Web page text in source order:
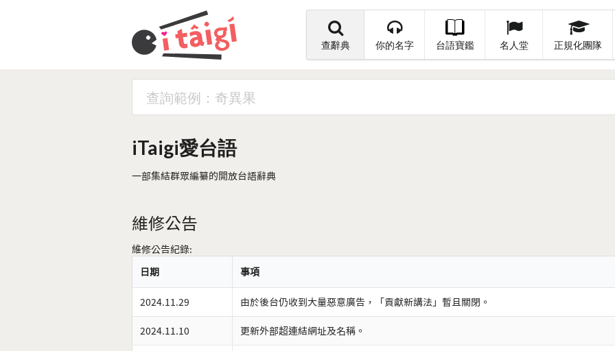
查辭典 你的名字 台語寶鑑 名人堂 正規化團隊
iTaigi愛台語
一部集結群眾編纂的開放台語辭典
維修公告
維修公告紀錄:
日期
事項
2024.11.29 由於後台仍收到大量惡意廣告，「貢獻新講法」暫且關閉。
2024.11.10 更新外部超連結網址及名稱。